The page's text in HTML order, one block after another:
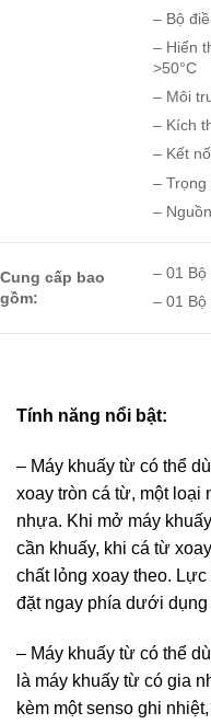
– Bộ
– Hiển
>50°C
– Môi
– Kích
– Kết
–
–
Cung cấp bao
gồm:
– 01 Bộ
– 01
Tính năng nổi bật:
– Máy khuấy từ có thể
xoay tròn cá từ, một loại
nhựa. Khi mở máy
cần khuấy, khi cá từ
chất lỏng xoay theo.
đặt ngay phía dưới
– Máy khuấy từ có thể
là máy khuấy từ có gia
kèm một senso ghi